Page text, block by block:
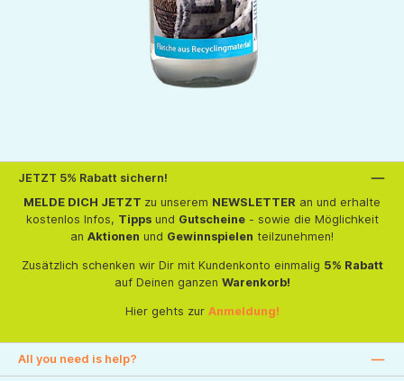
JETZT 5% Rabatt sichern!
MELDE DICH JETZT zu unserem NEWSLETTER an und erhalte
kostenlos Infos, Tippsund Gutscheine- sowie die Möglichkeit
an Aktionen und Gewinnspielen teilzunehmen!
Zusätzlich schenken wir Dir mit Kundenkonto einmalig 5% Rabatt
auf Deinen ganzen Warenkorb!
Hier gehts zur Anmeldung!
All you need is help?